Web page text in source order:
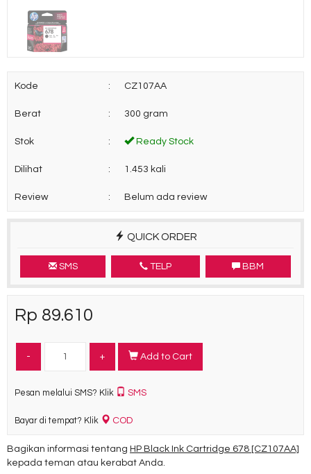
Kode : CZ107AA
Berat : 300 gram
Stok : Ready Stock
Dilihat : 1.453 kali
Review : Belum ada review
QUICK ORDER
SMS TELP BBM
Rp 89.610
- + Add to Cart
Pesan melalui SMS? Klik SMS
Bayar di tempat? Klik COD
Bagikan informasi tentang HP Black Ink Cartridge 678 [CZ107AA]
kepada teman atau kerabat Anda.